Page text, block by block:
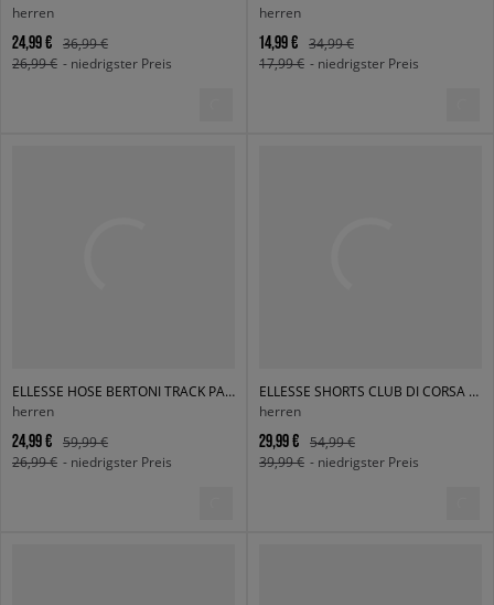
herren
24,99 €
36,99 €
26,99 € - niedrigster Preis
herren
14,99 €
34,99 €
17,99 € - niedrigster Preis
ELLESSE HOSE BERTONI TRACK PANT DGREEN
herren
24,99 €
59,99 €
26,99 € - niedrigster Preis
ELLESSE SHORTS CLUB DI CORSA SHORT
herren
29,99 €
54,99 €
39,99 € - niedrigster Preis